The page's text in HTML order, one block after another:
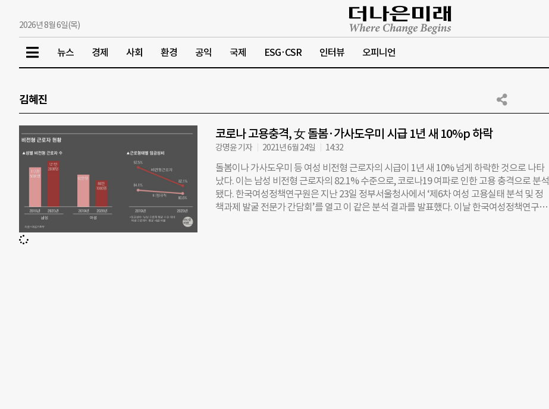
2026년 8월 6일(목)
뉴스 경제 사회 환경 공익 국제 ESG·CSR 인터뷰 오피니언
김혜진
코로나 고용충격, 女 돌봄·가사도우미 시급 1년 새 10%p 하락
강명윤 기자 2021년 6월 24일 14:32
돌봄이나 가사도우미 등 여성 비전형 근로자의 시급이 1년 새 10% 넘게 하락한 것으로 나타
났다. 이는 남성 비전형 근로자의 82.1% 수준으로, 코로나19 여파로 인한 고용 충격으로 분석
됐다. 한국여성정책연구원은 지난 23일 정부서울청사에서 ‘제6차 여성 고용실태 분석 및 정
책과제 발굴 전문가 간담회’를 열고 이 같은 분석 결과를 발표했다. 이날 한국여성정책연구원